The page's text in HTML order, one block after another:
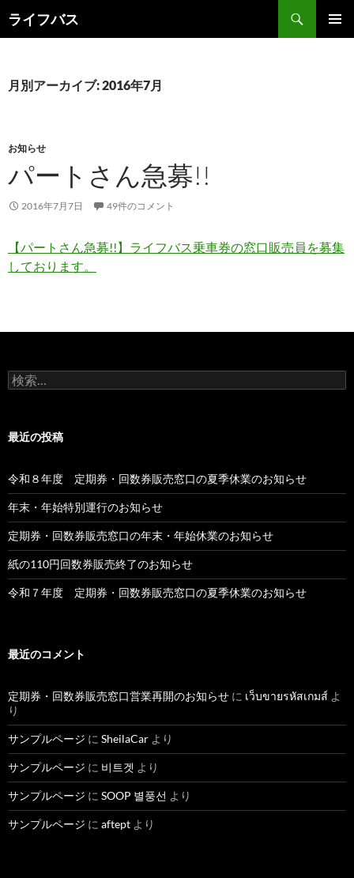
ライフバス
索
ン
キ
プ
月別アーカイブ: 2016年7月
お知らせ
パートさん急募!!
2016年7月7日 49件のコメント
【パートさん急募!!】ライフバス乗車券の窓口販売員を募集
しております。
検
索:
最近の投稿
令和８年度 定期券・回数券販売窓口の夏季休業のお知らせ
年末・年始特別運行のお知らせ
定期券・回数券販売窓口の年末・年始休業のお知らせ
紙の110円回数券販売終了のお知らせ
令和７年度 定期券・回数券販売窓口の夏季休業のお知らせ
最近のコメント
定期券・回数券販売窓口営業再開のお知らせ に เว็บขายรหัสเกมส์ よ
り
サンプルページ に SheilaCar より
サンプルページ に 비트겟 より
サンプルページ に SOOP 별풍선 より
サンプルページ に aftept より